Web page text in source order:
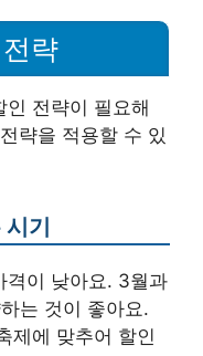
략
전략이 필요해
략을 적용할 수 있
기
격이 낮아요. 3월과
는 것이 좋아요.
제에 맞추어 할인